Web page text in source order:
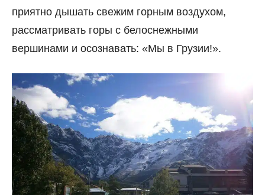
приятно дышать свежим горным воздухом,
рассматривать горы с белоснежными
вершинами и осознавать: «Мы в Грузии!».